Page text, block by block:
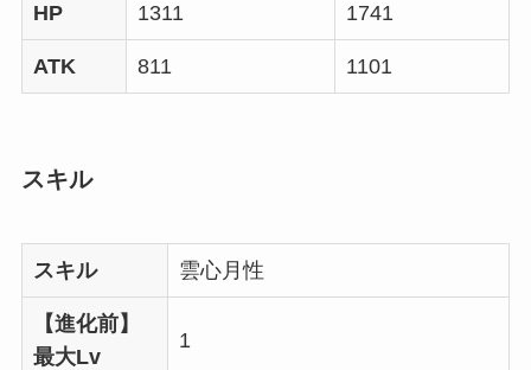
HP 1311 1741
ATK 811 1101
スキル
スキル 雲心月性
【進化前】
最大Lv
1